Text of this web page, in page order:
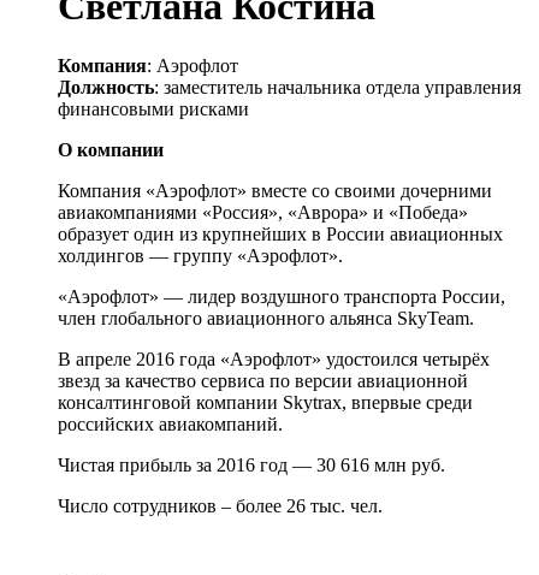
Компания: Аэрофлот
Должность: заместитель начальника отдела управления
финансовыми рисками
О компании
Компания «Аэрофлот» вместе со своими дочерними
авиакомпаниями «Россия», «Аврора» и «Победа»
образует один из крупнейших в России авиационных
холдингов — группу «Аэрофлот».
«Аэрофлот» — лидер воздушного транспорта России,
член глобального авиационного альянса SkyTeam.
В апреле 2016 года «Аэрофлот» удостоился четырёх
звезд за качество сервиса по версии авиационной
консалтинговой компании Skytrax, впервые среди
российских авиакомпаний.
Чистая прибыль за 2016 год — 30 616 млн руб.
Число сотрудников – более 26 тыс. чел.